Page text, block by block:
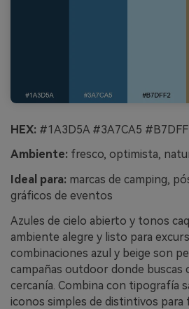
HEX: #1A3D5A #3A7CA5
Ambiente: fresco, optimista,
Ideal para: marcas de camping,
gráficos de eventos
Azules de cielo abierto y tonos
ambiente alegre y listo para
combinaciones azul y beige son
campañas outdoor donde buscas
cercanía. Combina con tipografía
iconos simples de distintivos para